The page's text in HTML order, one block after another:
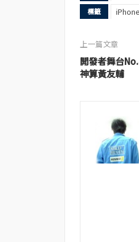
標籤
上一篇文章
開發者舞台
神算黃友輔